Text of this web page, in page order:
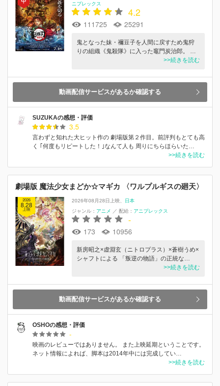
ニプレックス
4.2
111725 25291
鬼となった妹・禰󠄀豆子を人間に戻すため鬼狩
りの組織《鬼殺隊》に入った竈門炭治郎。 …
>>続きを読む
動画配信サービスがあるか確認する
SUZUKAの感想・評価
3.5
言わずと知れた大ヒット作の 劇場版第２作目。前評判もとても高
く ｢何度もリピートした！｣なんて人も 周りにちらほらいた…
>>続きを読む
劇場版 魔法少女まどか☆マギカ 〈ワルプルギスの廻天〉
2026
8.28
上映
2026年08月28日上映
日本
ジャンル： アニメ ／ 配給： アニプレックス
-
173 10956
新房昭之×虚淵玄（ニトロプラス）×蒼樹うめ×
シャフトによる 「叛逆の物語」の正統な…
>>続きを読む
動画配信サービスがあるか確認する
OSHOの感想・評価
-
映画のレビューではありません。 また上映延期ということです。
ネット情報によれば、脚本は2014年中には完成してい…
>>続きを読む